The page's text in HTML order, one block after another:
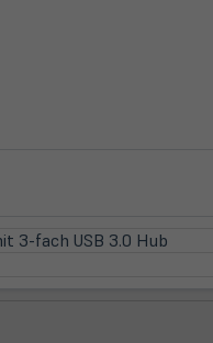
3-fach USB 3.0 Hub